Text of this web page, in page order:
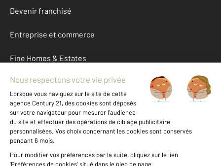
Devenir franchisé
Entreprise et commerce
Fine Homes & Estates
À propos
International
Nous contacter